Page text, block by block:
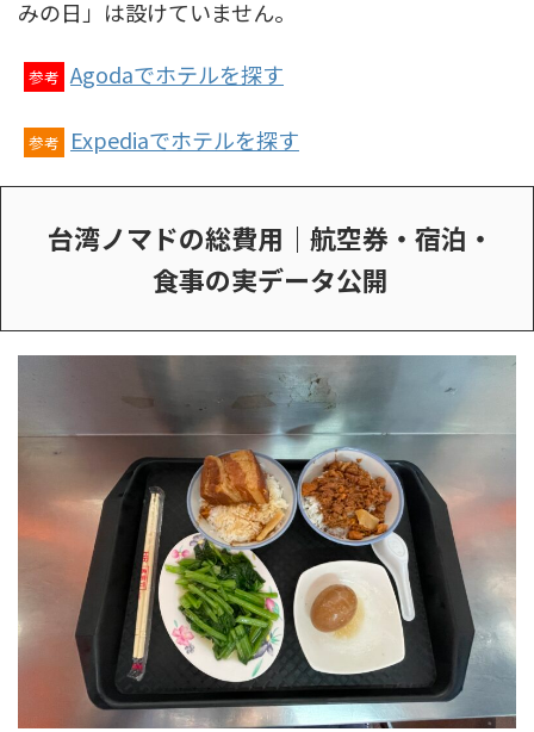
みの日」は設けていません。
参考 Agodaでホテルを探す
参考 Expediaでホテルを探す
台湾ノマドの総費用｜航空券・宿泊・
食事の実データ公開